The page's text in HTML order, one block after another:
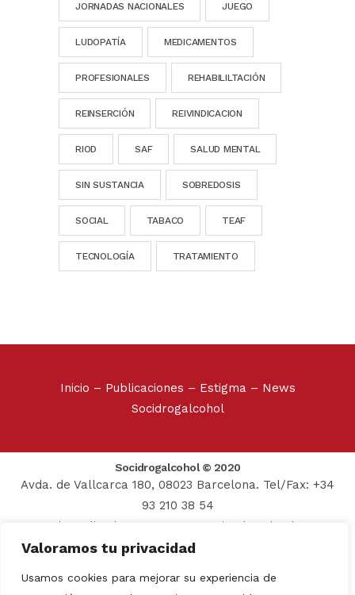
Valoramos tu privacidad
Usamos cookies para mejorar su experiencia de
JORNADAS NACIONALES JUEGO
LUDOPATÍA MEDICAMENTOS
PROFESIONALES REHABILILTACIÓN
REINSERCIÓN REIVINDICACION
RIOD SAF SALUD MENTAL
SIN SUSTANCIA SOBREDOSIS
SOCIAL TABACO TEAF
TECNOLOGÍA TRATAMIENTO
Inicio – Publicaciones – Estigma – News
Socidrogalcohol
Socidrogalcohol © 2020
Avda. de Vallcarca 180, 08023 Barcelona. Tel/Fax: +34
93 210 38 54
Web realizada por:
Grupo Prosistel Technology
Consulting
Aviso Legal–